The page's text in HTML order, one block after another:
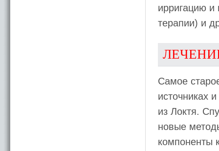
ирригацию и
терапии) и
Самое
источниках
из Локтя.
новые
компоненты